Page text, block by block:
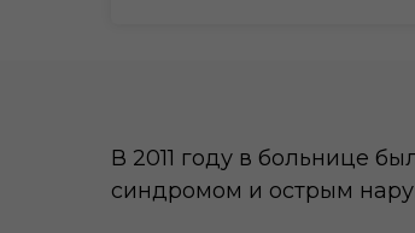
В 2011 году в больнице
синдромом и острым